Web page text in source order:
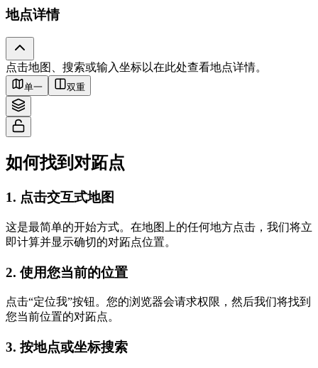
地点详情
点击地图、搜索或输入坐标以在此处查看地点详情。
Tiles © Esri — Source: Esri, i-cubed, USDA, USGS, AEX, GeoEye,
Getmapping, Aerogrid, IGN, IGP, UPR-EGP, and the GIS User Community
单一 双重
如何找到对跖点
1. 点击交互式地图
这是最简单的开始方式。在地图上的任何地方点击，我们将立
即计算并显示确切的对跖点位置。
2. 使用您当前的位置
点击“定位我”按钮。您的浏览器会请求权限，然后我们将找到
您当前位置的对跖点。
3. 按地点或坐标搜索